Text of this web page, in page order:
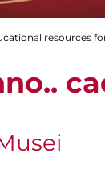
resources